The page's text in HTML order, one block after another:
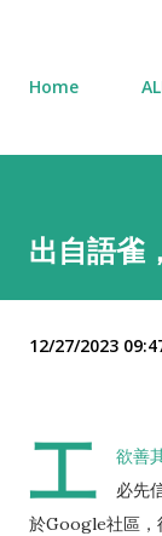
Home
出自語雀
12/27/2023
工
欲善
必先
於Google社區，